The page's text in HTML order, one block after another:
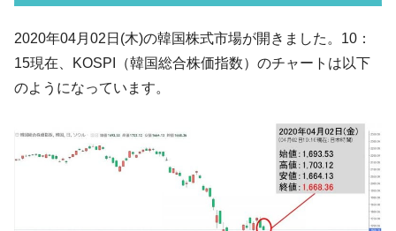
韓国「ここは北朝鮮なのか。選管がサーバ
ーにウソのデータを入力したのは明白だ」
言。
韓国は「中国と同じく」投資に不適格な国
『韓国銀行』が「金の保有量を増やしま
す」⇒「金を経由するドル入手」手段ではないのか？
韓国･外為取引量「1日当たり1,214.4億ド
2020年04月02日(木)の韓国株式市場が開きました。10：
15現在、KOSPI（韓国総合株価指数）のチャートは以下
のようになっています。